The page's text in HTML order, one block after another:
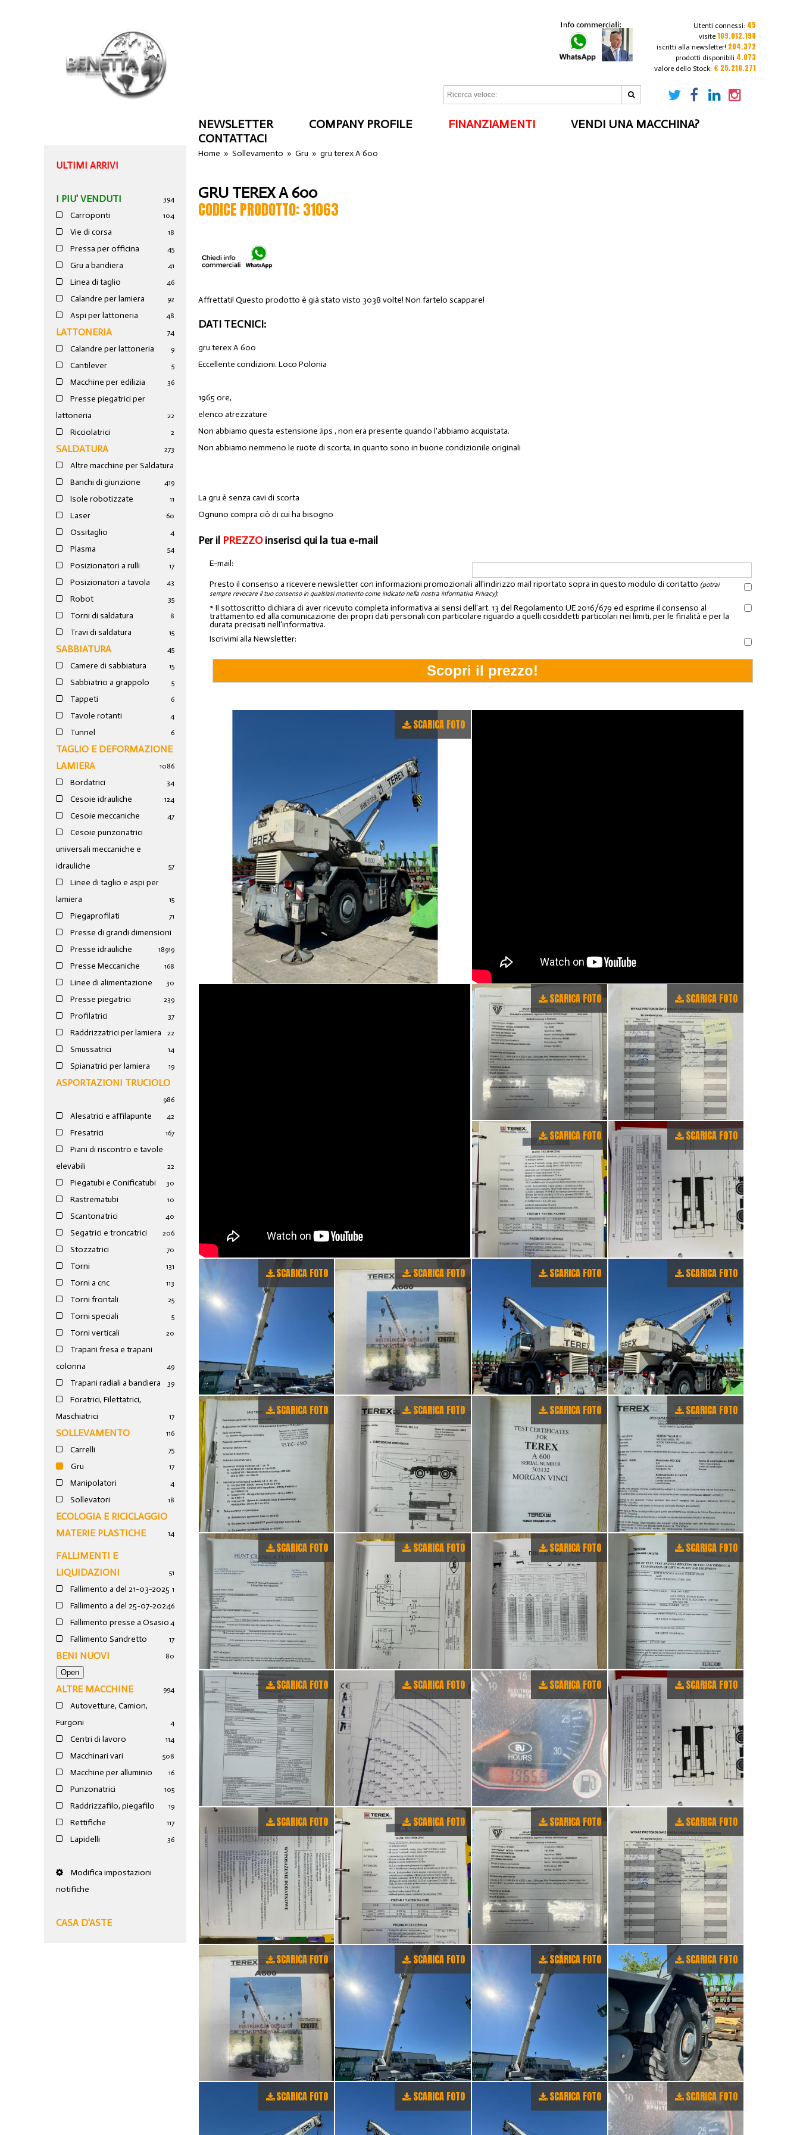
Utenti connessi: 45
visite 109.012.198
iscritti alla newsletter! 204.372
prodotti disponibili 4.073
valore dello Stock: € 25.210.271
NEWSLETTER COMPANY PROFILE FINANZIAMENTI
VENDI UNA MACCHINA?
CONTATTACI
ULTIMI ARRIVI
I PIU' VENDUTI 394
Carroponti 104
Vie di corsa 18
Pressa per officina 45
Gru a bandiera 41
Linea di taglio 46
Calandre per lamiera 92
Aspi per lattoneria 48
LATTONERIA 74
Calandre per lattoneria 9
Cantilever 5
Macchine per edilizia 36
Presse piegatrici per
lattoneria
22
Ricciolatrici 2
SALDATURA 273
Altre macchine per Saldatura
19
Banchi di giunzione 4
Isole robotizzate 11
Laser 60
Ossitaglio 4
Plasma 54
Posizionatori a rulli 17
Posizionatori a tavola 43
Robot 35
Torni di saldatura 8
Travi di saldatura 15
SABBIATURA 45
Camere di sabbiatura 15
Sabbiatrici a grappolo 5
Tappeti 6
Tavole rotanti 4
Tunnel 6
TAGLIO E DEFORMAZIONE
LAMIERA
1086
Bordatrici 34
Cesoie idrauliche 124
Cesoie meccaniche 47
Cesoie punzonatrici
universali meccaniche e
idrauliche
57
Linee di taglio e aspi per
lamiera
15
Piegaprofilati 71
Presse di grandi dimensioni
19
Presse idrauliche 189
Presse Meccaniche 168
Linee di alimentazione 30
Presse piegatrici 239
Profilatrici 37
Raddrizzatrici per lamiera 22
Smussatrici 14
Spianatrici per lamiera 19
ASPORTAZIONI TRUCIOLO
986
Alesatrici e affilapunte 42
Fresatrici 167
Piani di riscontro e tavole
elevabili
22
Piegatubi e Conificatubi 30
Rastrematubi 10
Scantonatrici 40
Segatrici e troncatrici 206
Stozzatrici 70
Torni 131
Torni a cnc 113
Torni frontali 25
Torni speciali 5
Torni verticali 20
Trapani fresa e trapani
colonna
49
Trapani radiali a bandiera 39
Foratrici, Filettatrici,
Maschiatrici
17
SOLLEVAMENTO 116
Carrelli 75
Gru 17
Manipolatori 4
Sollevatori 18
ECOLOGIA E RICICLAGGIO
MATERIE PLASTICHE
14
FALLIMENTI E
LIQUIDAZIONI
51
Fallimento a del 21-03-2025 1
Fallimento a del 25-07-20246
Fallimento presse a Osasio 4
Fallimento Sandretto 17
BENI NUOVI 80
ALTRE MACCHINE 994
Autovetture, Camion,
Furgoni
4
Centri di lavoro 114
Macchinari vari 508
Macchine per alluminio 16
Punzonatrici 105
Raddrizzafilo, piegafilo 19
Rettifiche 117
Lapidelli 36
Modifica impostazioni
notifiche
CASA D'ASTE
Home »Sollevamento »Gru »gru terex A 600
GRU TEREX A 600
CODICE PRODOTTO: 31063
Affrettati! Questo prodotto è già stato visto 3038 volte! Non fartelo scappare!
DATI TECNICI:
gru terex A 600
Eccellente condizioni. Loco Polonia
1965 ore,
elenco atrezzature
Non abbiamo questa estensioneJips , non era presente quando l'abbiamo acquistata.
Non abbiamo nemmeno le ruote di scorta, in quanto sono in buone condizionile originali
La gru è senza cavi di scorta
Ognuno compra ciò di cui ha bisogno
Per il PREZZOinserisci qui la tua e-mail
E-mail:
Presto il consenso a ricevere newsletter con informazioni promozionali all'indirizzo mail riportato sopra in questo modulo di contatto (potrai
sempre revocare il tuo consenso in qualsiasi momento come indicato nella nostra informativa Privacy):
* Il sottoscritto dichiara di aver ricevuto completa informativa ai sensi dell'art. 13 del Regolamento UE 2016/679 ed esprime il consenso al
trattamento ed alla comunicazione dei propri dati personali con particolare riguardo a quelli cosiddetti particolari nei limiti, per le finalità e per la
durata precisati nell'informativa.
Iscrivimi alla Newsletter:
SCARICA FOTO
SCARICA FOTO SCARICA FOTO
SCARICA FOTO SCARICA FOTO
SCARICA FOTO SCARICA FOTO SCARICA FOTO SCARICA FOTO
SCARICA FOTO SCARICA FOTO SCARICA FOTO SCARICA FOTO
SCARICA FOTO SCARICA FOTO SCARICA FOTO SCARICA FOTO
SCARICA FOTO SCARICA FOTO SCARICA FOTO SCARICA FOTO
SCARICA FOTO SCARICA FOTO SCARICA FOTO SCARICA FOTO
SCARICA FOTO SCARICA FOTO SCARICA FOTO SCARICA FOTO
SCARICA FOTO SCARICA FOTO SCARICA FOTO SCARICA FOTO